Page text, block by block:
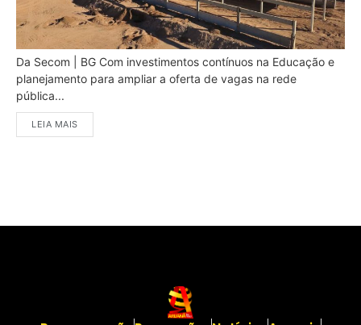
Da Secom | BG Com investimentos contínuos na Educação e
planejamento para ampliar a oferta de vagas na rede
pública...
LEIA MAIS